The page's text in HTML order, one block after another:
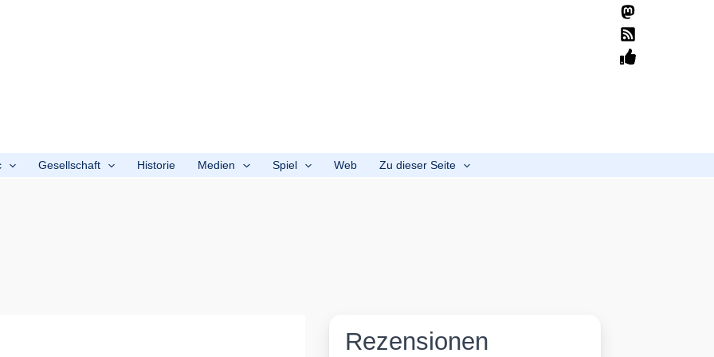
Gesellschaft Historie Medien Spiel Web Zu dieser Seite
Rezensionen